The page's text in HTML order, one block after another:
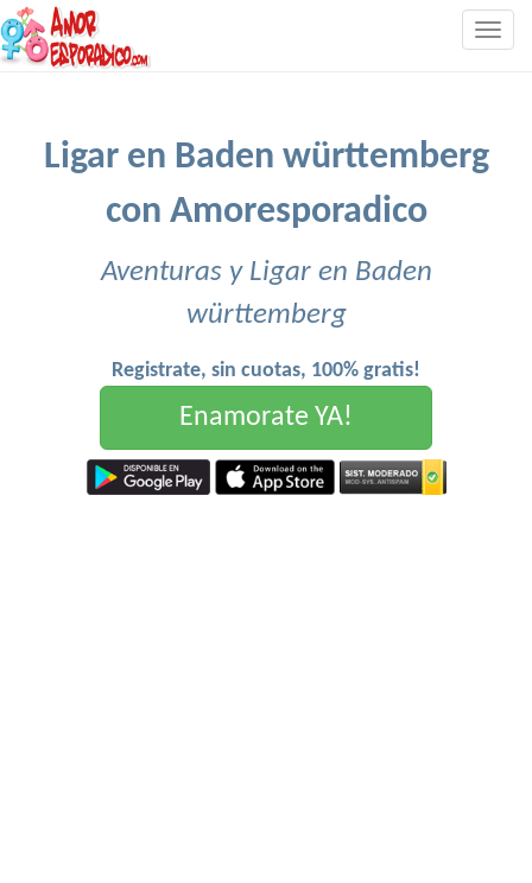
Ligar en Baden württemberg
con Amoresporadico
Aventuras y Ligar en Baden
württemberg
Registrate, sin cuotas, 100% gratis!
Enamorate YA!